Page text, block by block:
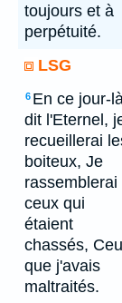
toujours et à
perpétuité.
LSG
6 En ce jour-
dit l'Eternel,
recueillerai
boiteux, Je
rassemblerai
ceux qui
étaient
chassés,
que j'avais
maltraités.